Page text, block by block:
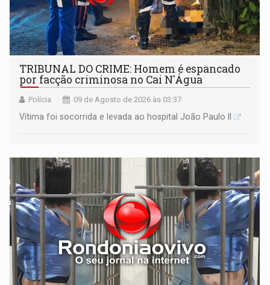
TRIBUNAL DO CRIME: Homem é espancado
por facção criminosa no Cai N'Água
Polícia 09 de Agosto de 2026 às 03:37
Vítima foi socorrida e levada ao hospital João Paulo II